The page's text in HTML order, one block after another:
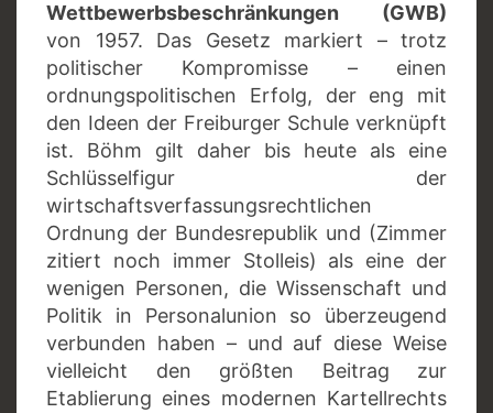
Wettbewerbsbeschränkungen
(GWB)
von 1957. Das Gesetz markiert – trotz
politischer Kompromisse – einen
ordnungspolitischen Erfolg, der eng mit
den Ideen der Freiburger Schule verknüpft
ist. Böhm gilt daher bis heute als eine
Schlüsselfigur der
wirtschaftsverfassungsrechtlichen
Ordnung der Bundesrepublik und (Zimmer
zitiert noch immer Stolleis) als eine der
wenigen Personen, die Wissenschaft und
Politik in Personalunion so überzeugend
verbunden haben – und auf diese Weise
vielleicht den größten Beitrag zur
Etablierung eines modernen Kartellrechts